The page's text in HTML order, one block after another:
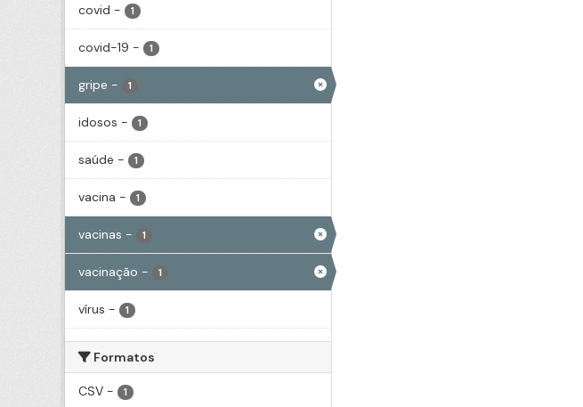
covid - 1
covid-19 - 1
gripe - 1
idosos - 1
saúde - 1
vacina - 1
vacinas - 1
vacinação - 1
vírus - 1
Formatos
CSV - 1